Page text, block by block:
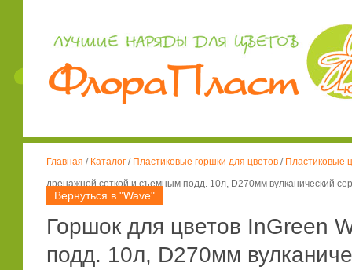
Главная / Каталог/ Пластиковые горшки для цветов/ Пластиковые
дренажной сеткой и съемным подд. 10л, D270мм вулканический
Вернуться в "Wave"
Горшок для цветов InGreen
подд. 10л, D270мм